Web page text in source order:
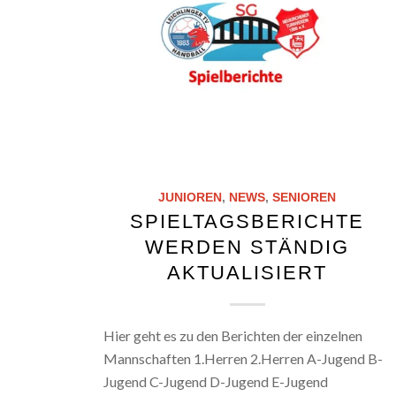
JUNIOREN, NEWS,SENIOREN
SPIELTAGSBERICHTE
WERDEN STÄNDIG
AKTUALISIERT
Hier geht es zu den Berichten der einzelnen
Mannschaften 1.Herren 2.Herren A-Jugend B-
Jugend C-Jugend D-Jugend E-Jugend